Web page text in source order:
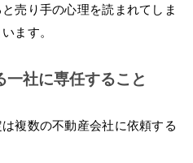
売り手の心理を読まれてしま
ます。
社に専任すること
複数の不動産会社に依頼する